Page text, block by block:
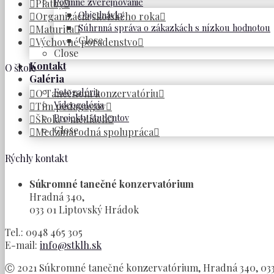
Objednávky
Súhrnná správa o zákazkách s nízkou hodnotou
Close
Close
Kontakt
Galéria
Fotogaléria
Videogaléria
Projekty študentov
Close
Platby
Organizácia školského roka
Maturita
Výchovné poradenstvo
O škole
O Tanečnom konzervatóriu
Tím pedagógov
Škola v médiách
Medzinárodná spolupráca
Rýchly kontakt
Súkromné tanečné konzervatórium
Hradná 340,
033 01 Liptovský Hrádok
Tel.: 0948 465 305
E-mail: info@stklh.sk
Ⓒ 2021 Súkromné tanečné konzervatórium, Hradná 340,